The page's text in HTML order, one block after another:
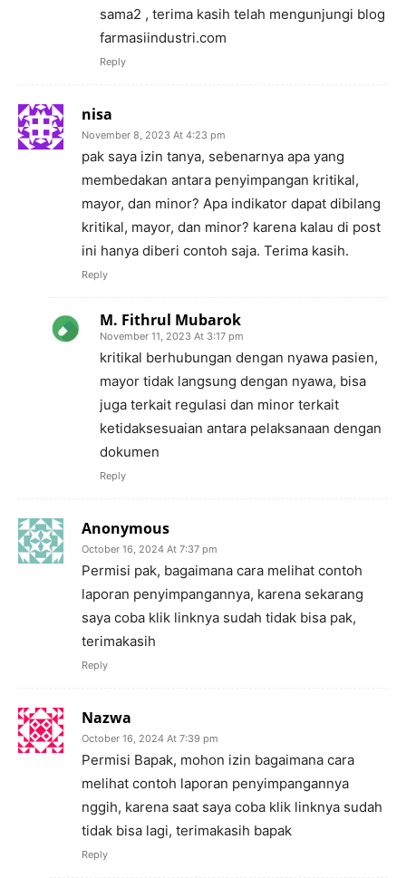
sama2 , terima kasih telah mengunjungi blog
farmasiindustri.com
Reply
nisa
November 8, 2023 At 4:23 pm
pak saya izin tanya, sebenarnya apa yang
membedakan antara penyimpangan kritikal,
mayor, dan minor? Apa indikator dapat dibilang
kritikal, mayor, dan minor? karena kalau di post
ini hanya diberi contoh saja. Terima kasih.
Reply
M. Fithrul Mubarok
November 11, 2023 At 3:17 pm
kritikal berhubungan dengan nyawa pasien,
mayor tidak langsung dengan nyawa, bisa
juga terkait regulasi dan minor terkait
ketidaksesuaian antara pelaksanaan dengan
dokumen
Reply
Anonymous
October 16, 2024 At 7:37 pm
Permisi pak, bagaimana cara melihat contoh
laporan penyimpangannya, karena sekarang
saya coba klik linknya sudah tidak bisa pak,
terimakasih
Reply
Nazwa
October 16, 2024 At 7:39 pm
Permisi Bapak, mohon izin bagaimana cara
melihat contoh laporan penyimpangannya
nggih, karena saat saya coba klik linknya sudah
tidak bisa lagi, terimakasih bapak
Reply